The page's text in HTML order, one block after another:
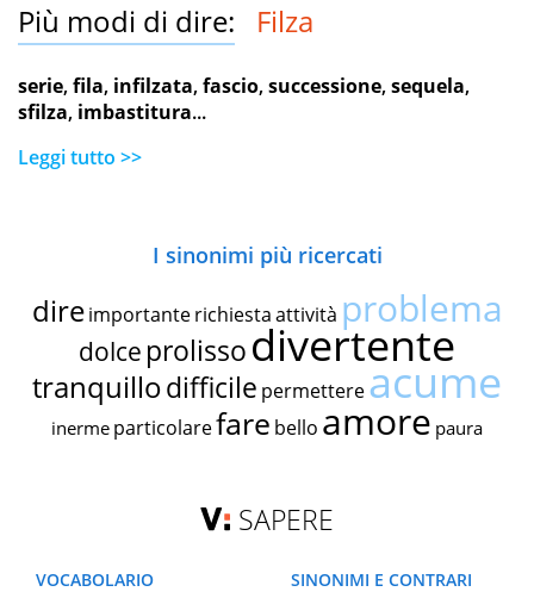
Più modi di dire: Filza
serie,fila, infilzata,fascio,successione,sequela,
sfilza, imbastitura...
Leggi tutto >>
I sinonimi più ricercati
dire importante richiestaattività problema
dolce prolissodivertente
tranquillodifficile permettereacume
inerme particolarefare bello amore paura
SAPERE
VOCABOLARIO
SINONIMI E CONTRARI